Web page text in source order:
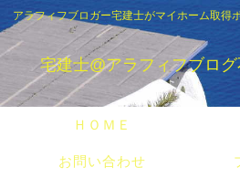
アラフィフブロガー宅建士がマイホーム取得
宅建士@アラフィフブロ
ＨＯＭＥ
お問い合わせ